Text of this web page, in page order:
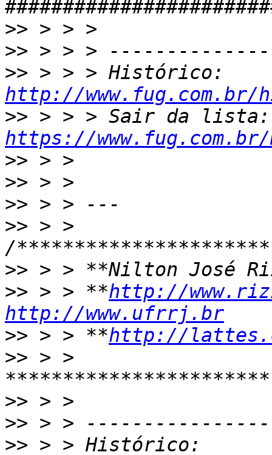
>>
>>
>>
http://
>>
https://
>>
>>
>>
>> > >
>>
>> > > **http://
http://www.ufrrj.br
>> > > **http://
>> > >
>>
>>
>>